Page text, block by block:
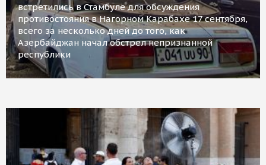
встретились в Стамбуле для обсуждения
противостояния в Нагорном Карабахе 17 сентября,
всего за несколько дней до того, как
Азербайджан начал обстрел непризнанной
республики